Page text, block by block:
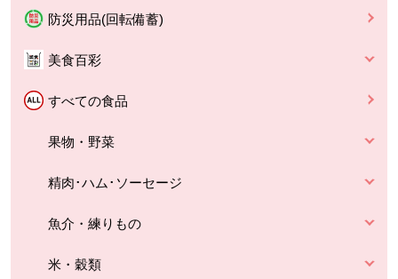
防災用品(回転備蓄)
美食百彩
すべての食品
果物・野菜
精肉･ハム･ソーセージ
魚介・練りもの
米・穀類